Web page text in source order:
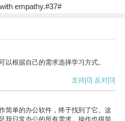
empathy.#37#
以根据自己的需求选择学习方式。
支持[0] 反对[0]
简单的办公软件，终于找到了它。这
我日常办公的所有需求。操作也很简